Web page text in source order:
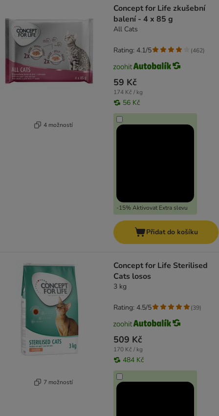
4 možností
Concept for Life zkušební
balení - 4 x 85 g
All Cats
59 Kč
174 Kč / kg
56 Kč
-15% Aktivovat Extra slevu
Rating: 4.1/5 (462)
Přidat do košíku
7 možností
Concept for Life Sterilised
Cats losos
3 kg
509 Kč
170 Kč / kg
484 Kč
Rating: 4.5/5 (39)